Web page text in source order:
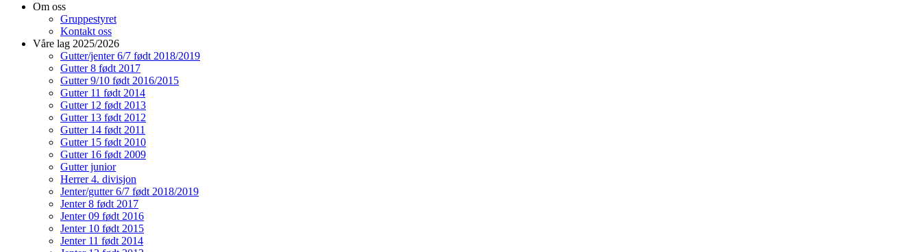
Om oss
Gruppestyret
Kontakt oss
Våre lag 2025/2026
Gutter/jenter 6/7 født 2018/2019
Gutter 8 født 2017
Gutter 9/10 født 2016/2015
Gutter 11 født 2014
Gutter 12 født 2013
Gutter 13 født 2012
Gutter 14 født 2011
Gutter 15 født 2010
Gutter 16 født 2009
Gutter junior
Herrer 4. divisjon
Jenter/gutter 6/7 født 2018/2019
Jenter 8 født 2017
Jenter 09 født 2016
Jenter 10 født 2015
Jenter 11 født 2014